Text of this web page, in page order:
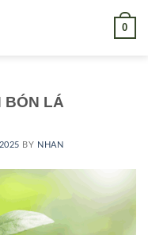
0
BÓN LÁ
BY NHAN